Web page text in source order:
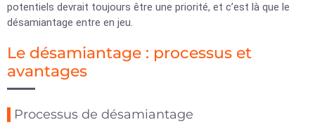
potentiels devrait toujours être une priorité, et c’est là que le
désamiantage entre en jeu.
Le désamiantage : processus et
avantages
Processus de désamiantage